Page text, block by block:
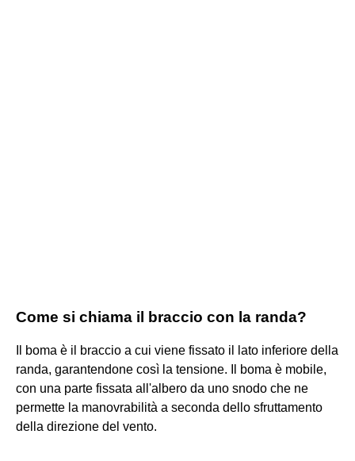
Come si chiama il braccio con la randa?
Il boma è il braccio a cui viene fissato il lato inferiore della
randa, garantendone così la tensione. Il boma è mobile,
con una parte fissata all'albero da uno snodo che ne
permette la manovrabilità a seconda dello sfruttamento
della direzione del vento.